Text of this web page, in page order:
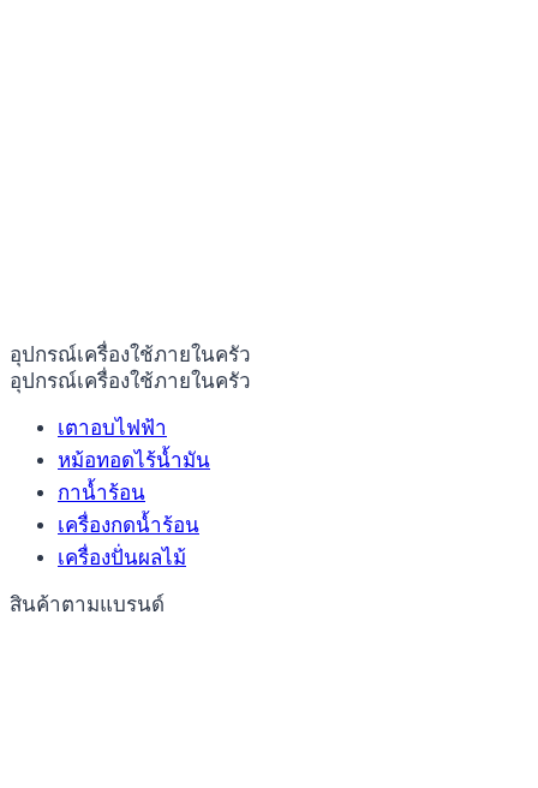
อุปกรณ์เครื่องใช้ภายในครัว
อุปกรณ์เครื่องใช้ภายในครัว
เตาอบไฟฟ้า
หม้อทอดไร้น้ำมัน
กาน้ำร้อน
เครื่องกดน้ำร้อน
เครื่องปั่นผลไม้
สินค้าตามแบรนด์